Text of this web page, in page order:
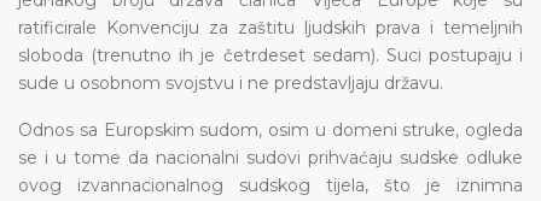
ratificirale Konvenciju za zaštitu ljudskih prava i temeljnih
sloboda (trenutno ih je četrdeset sedam). Suci postupaju i
sude u osobnom svojstvu i ne predstavljaju državu.
Odnos sa Europskim sudom, osim u domeni struke, ogleda
se i u tome da nacionalni sudovi prihvaćaju sudske odluke
ovog izvannacionalnog sudskog tijela, što je iznimna